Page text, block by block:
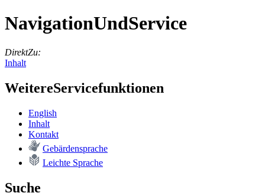
NavigationUndService
DirektZu:
Inhalt
WeitereServicefunktionen
English
In­halt
Kon­takt
Ge­bär­den­spra­che
Leich­te Spra­che
Suche